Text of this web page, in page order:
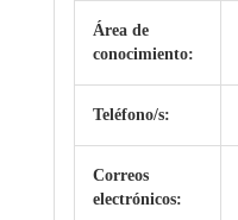
Área de
conocimiento:
Teléfono/s:
Correos
electrónicos: